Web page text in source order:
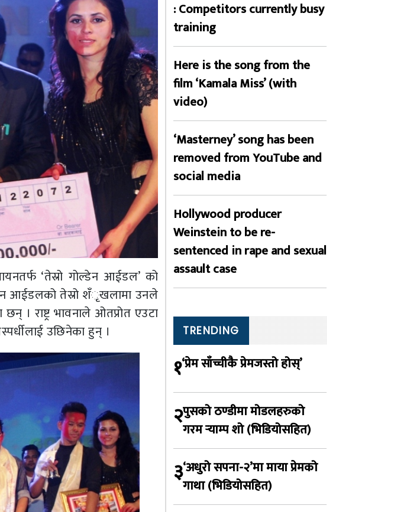
‘तेस्रो गोल्डेन आईडल’ को
आईडलको तेस्रो शँृखलामा उनले
। राष्ट्र भावनाले ओतप्रोत एउटा
उछिनेका हुन् ।
: Competitors currently busy
training
Here is the song from the
film ‘Kamala Miss’ (with
video)
‘Masterney’ song has been
removed from YouTube and
social media
Hollywood producer
Weinstein to be re-
sentenced in rape and sexual
assault case
TRENDING
१‘प्रेम साँच्चीकै प्रेमजस्तो होस्’
२पुसको ठण्डीमा मोडलहरुको
गरम र्‍याम्प शो (भिडियोसहित)
३‘अधुरो सपना-२’मा माया प्रेमको
गाथा (भिडियोसहित)